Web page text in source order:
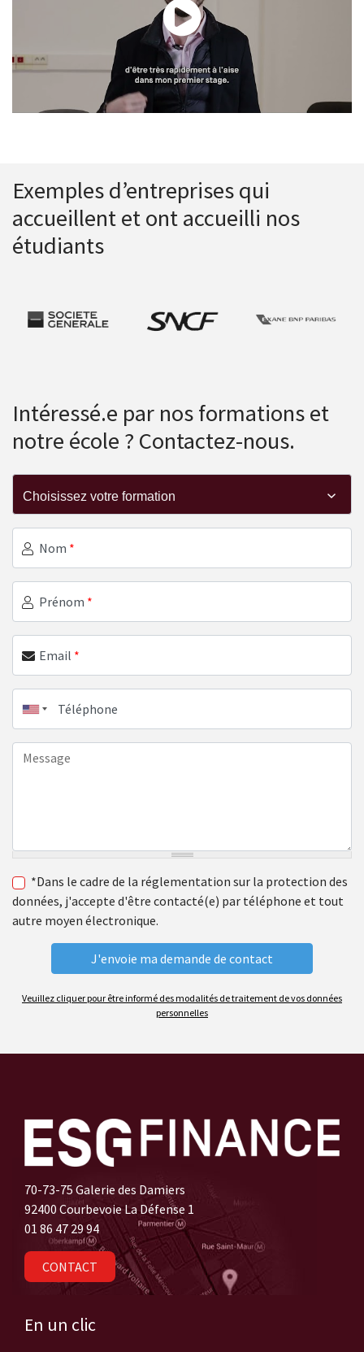
Exemples d’entreprises qui
accueillent et ont accueilli nos
étudiants
Intéressé.e par nos formations et
notre école ? Contactez-nous.
Nom *
Prénom *
Email *
Téléphone
*Dans le cadre de la réglementation sur la protection des
données, j'accepte d'être contacté(e) par téléphone et tout
autre moyen électronique.
Veuillez cliquer pour être informé des modalités de traitement de vos données
personnelles
70-73-75 Galerie des Damiers
92400 Courbevoie La Défense 1
01 86 47 29 94
CONTACT
En un clic